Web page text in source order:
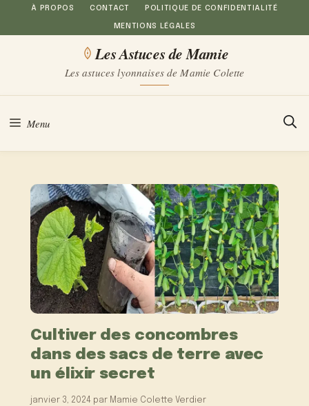
Aller
au
À PROPOS CONTACT POLITIQUE DE CONFIDENTIALITÉ
MENTIONS LÉGALES
Les Astuces de Mamie
Les astuces lyonnaises de Mamie Colette
Menu
Cultiver des concombres
dans des sacs de terre avec
un élixir secret
janvier 3, 2024 par Mamie Colette Verdier